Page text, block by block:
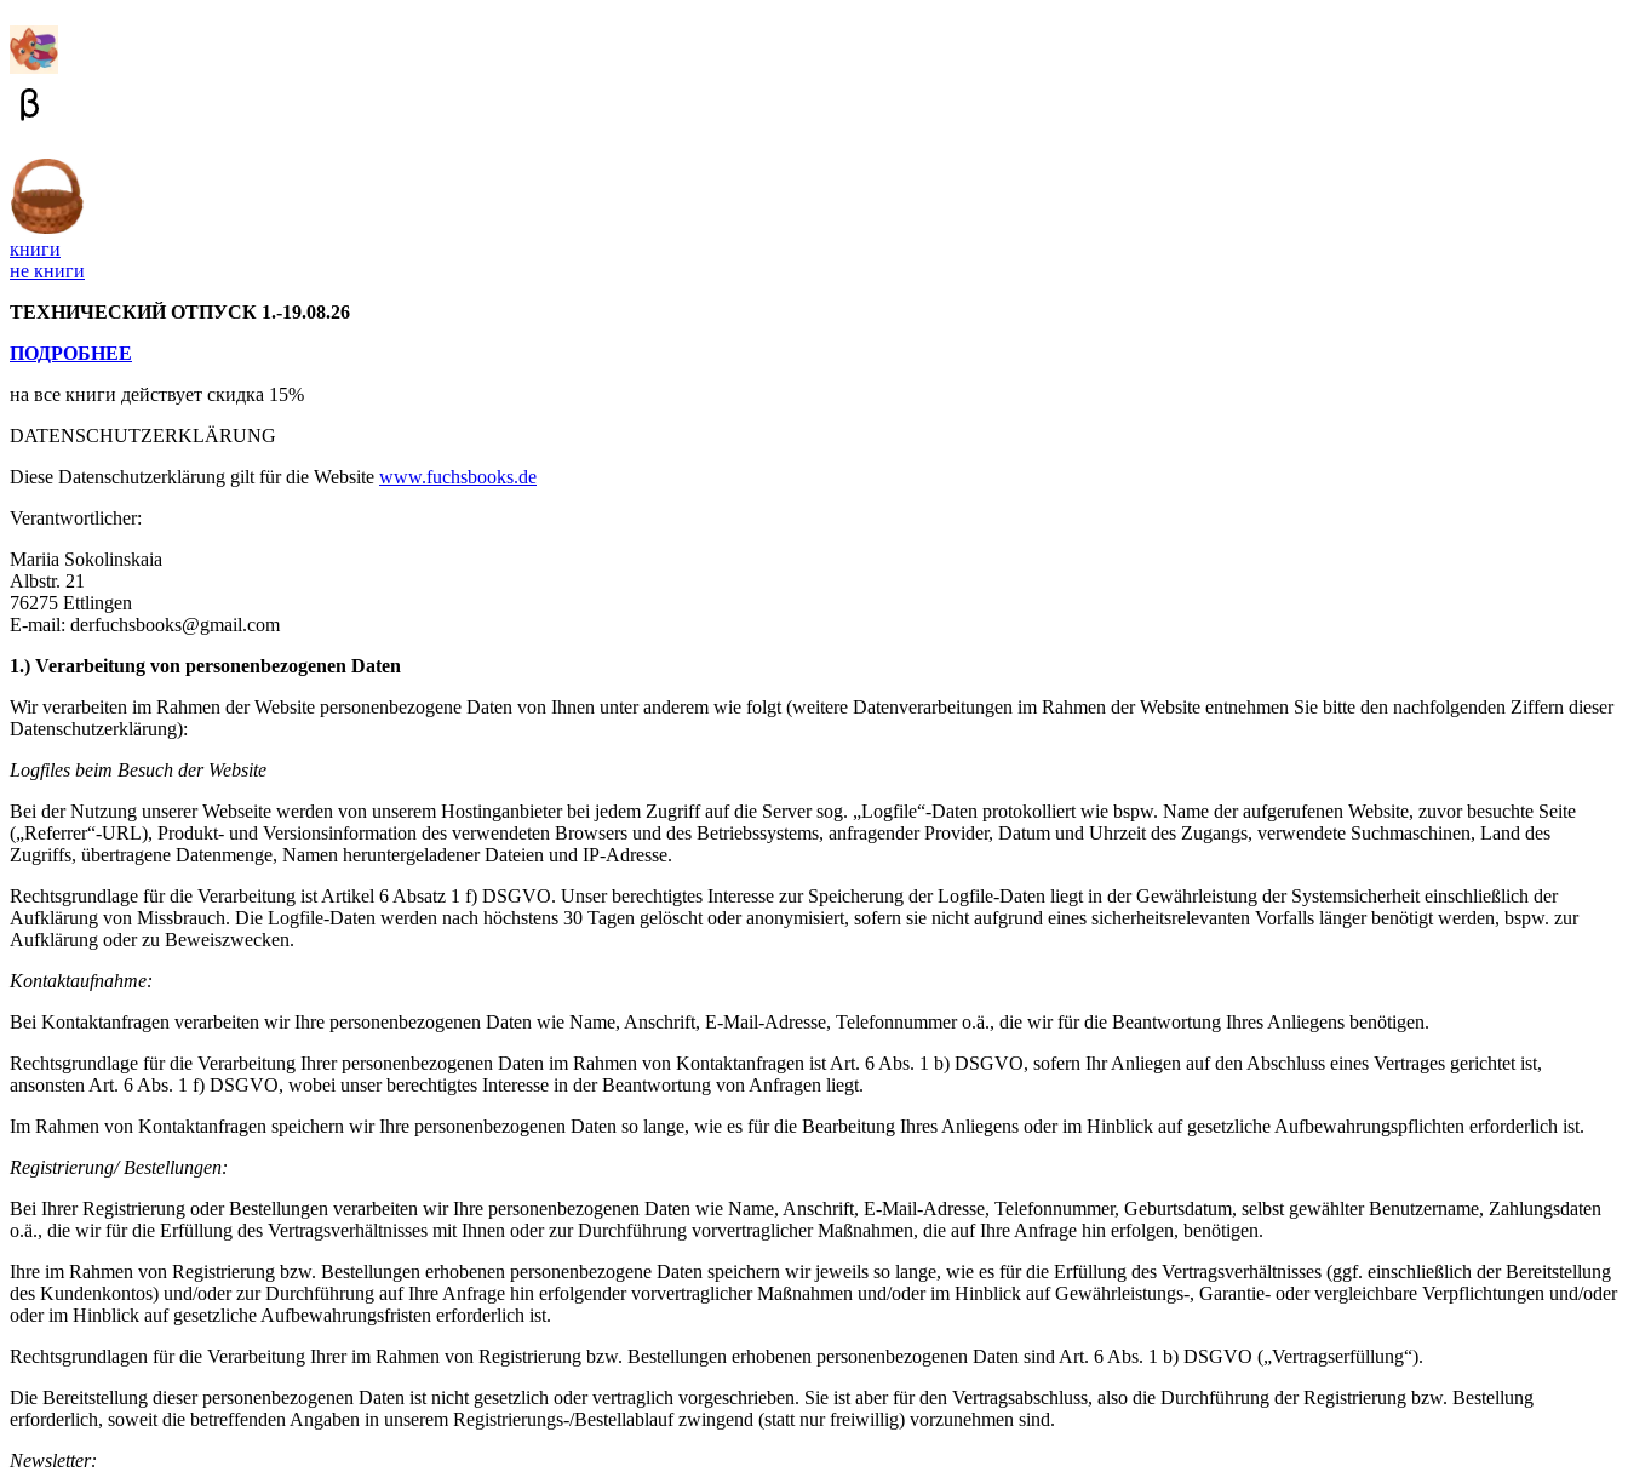
книги
не книги
ТЕХНИЧЕСКИЙ ОТПУСК 1.-19.08.26
ПОДРОБНЕЕ
на все книги действует скидка 15%
DATENSCHUTZERKLÄRUNG
Diese Datenschutzerklärung gilt für die Website www.fuchsbooks.de
Verantwortlicher:
Mariia Sokolinskaia
Albstr. 21
76275 Ettlingen
E-mail: derfuchsbooks@gmail.com
1.) Verarbeitung von personenbezogenen Daten
Wir verarbeiten im Rahmen der Website personenbezogene Daten von Ihnen unter anderem wie folgt (weitere Datenverarbeitungen im Rahmen der Website entnehmen Sie bitte den nachfolgenden Ziffern dieser
Datenschutzerklärung):
Logfiles beim Besuch der Website
Bei der Nutzung unserer Webseite werden von unserem Hostinganbieter bei jedem Zugriff auf die Server sog. „Logfile“-Daten protokolliert wie bspw. Name der aufgerufenen Website, zuvor besuchte Seite
(„Referrer“-URL), Produkt- und Versionsinformation des verwendeten Browsers und des Betriebssystems, anfragender Provider, Datum und Uhrzeit des Zugangs, verwendete Suchmaschinen, Land des
Zugriffs, übertragene Datenmenge, Namen heruntergeladener Dateien und IP-Adresse.
Rechtsgrundlage für die Verarbeitung ist Artikel 6 Absatz 1 f) DSGVO. Unser berechtigtes Interesse zur Speicherung der Logfile-Daten liegt in der Gewährleistung der Systemsicherheit einschließlich der
Aufklärung von Missbrauch. Die Logfile-Daten werden nach höchstens 30 Tagen gelöscht oder anonymisiert, sofern sie nicht aufgrund eines sicherheitsrelevanten Vorfalls länger benötigt werden, bspw. zur
Aufklärung oder zu Beweiszwecken.
Kontaktaufnahme:
Bei Kontaktanfragen verarbeiten wir Ihre personenbezogenen Daten wie Name, Anschrift, E-Mail-Adresse, Telefonnummer o.ä., die wir für die Beantwortung Ihres Anliegens benötigen.
Rechtsgrundlage für die Verarbeitung Ihrer personenbezogenen Daten im Rahmen von Kontaktanfragen ist Art. 6 Abs. 1 b) DSGVO, sofern Ihr Anliegen auf den Abschluss eines Vertrages gerichtet ist,
ansonsten Art. 6 Abs. 1 f) DSGVO, wobei unser berechtigtes Interesse in der Beantwortung von Anfragen liegt.
Im Rahmen von Kontaktanfragen speichern wir Ihre personenbezogenen Daten so lange, wie es für die Bearbeitung Ihres Anliegens oder im Hinblick auf gesetzliche Aufbewahrungspflichten erforderlich ist.
Registrierung/ Bestellungen:
Bei Ihrer Registrierung oder Bestellungen verarbeiten wir Ihre personenbezogenen Daten wie Name, Anschrift, E-Mail-Adresse, Telefonnummer, Geburtsdatum, selbst gewählter Benutzername, Zahlungsdaten
o.ä., die wir für die Erfüllung des Vertragsverhältnisses mit Ihnen oder zur Durchführung vorvertraglicher Maßnahmen, die auf Ihre Anfrage hin erfolgen, benötigen.
Ihre im Rahmen von Registrierung bzw. Bestellungen erhobenen personenbezogene Daten speichern wir jeweils so lange, wie es für die Erfüllung des Vertragsverhältnisses (ggf. einschließlich der Bereitstellung
des Kundenkontos) und/oder zur Durchführung auf Ihre Anfrage hin erfolgender vorvertraglicher Maßnahmen und/oder im Hinblick auf Gewährleistungs-, Garantie- oder vergleichbare Verpflichtungen und/oder
oder im Hinblick auf gesetzliche Aufbewahrungsfristen erforderlich ist.
Rechtsgrundlagen für die Verarbeitung Ihrer im Rahmen von Registrierung bzw. Bestellungen erhobenen personenbezogenen Daten sind Art. 6 Abs. 1 b) DSGVO („Vertragserfüllung“).
Die Bereitstellung dieser personenbezogenen Daten ist nicht gesetzlich oder vertraglich vorgeschrieben. Sie ist aber für den Vertragsabschluss, also die Durchführung der Registrierung bzw. Bestellung
erforderlich, soweit die betreffenden Angaben in unserem Registrierungs-/Bestellablauf zwingend (statt nur freiwillig) vorzunehmen sind.
Newsletter: